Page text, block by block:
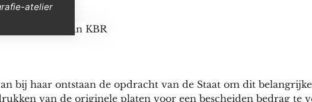
atelier
bij haar ontstaan de opdracht van de Staat om dit
van de originele platen voor een bescheiden bedrag te